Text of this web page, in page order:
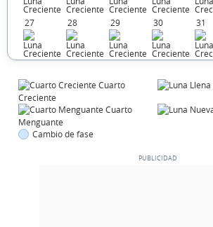
27 28 29 30
31
Cuarto
Creciente
Cuarto
Menguante
Cambio de fase